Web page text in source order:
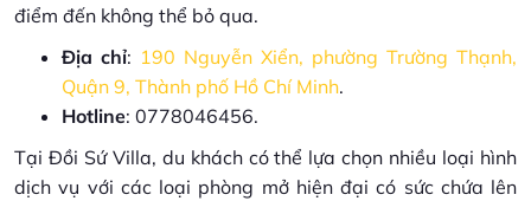
điểm đến không thể bỏ qua.
Địa chỉ: 190 Nguyễn Xiển, phường Trường Thạnh,
Quận 9, Thành phố Hồ Chí Minh.
Hotline: 0778046456.
Tại Đồi Sứ Villa, du khách có thể lựa chọn nhiều loại hình
dịch vụ với các loại phòng mở hiện đại có sức chứa lên